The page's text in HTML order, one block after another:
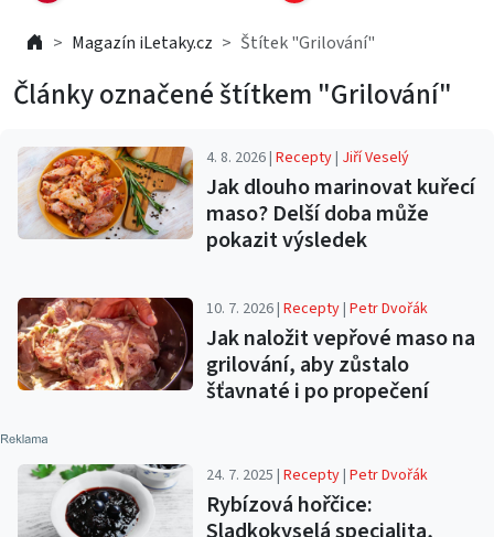
Magazín iLetaky.cz Štítek "Grilování"
Články označené štítkem "Grilování"
4. 8. 2026 |Recepty| Jiří Veselý
Jak dlouho marinovat kuřecí
maso? Delší doba může
pokazit výsledek
10. 7. 2026 |Recepty|Petr Dvořák
Jak naložit vepřové maso na
grilování, aby zůstalo
šťavnaté i po propečení
24. 7. 2025 |Recepty|Petr Dvořák
Rybízová hořčice: